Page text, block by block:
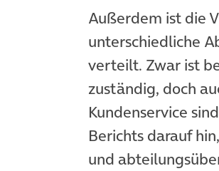
Außerdem ist die
unterschiedliche
verteilt. Zwar ist
zuständig, doch
Kundenservice
Berichts darauf
und